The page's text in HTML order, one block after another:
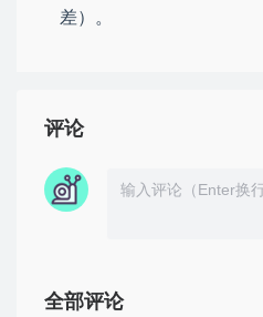
差）。
评论
全部评论